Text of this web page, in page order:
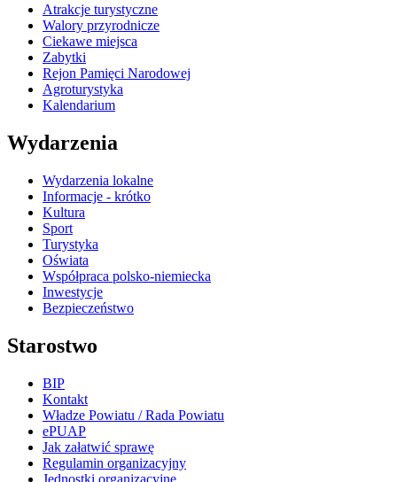
Atrakcje turystyczne
Walory przyrodnicze
Ciekawe miejsca
Zabytki
Rejon Pamięci Narodowej
Agroturystyka
Kalendarium
Wydarzenia
Wydarzenia lokalne
Informacje - krótko
Kultura
Sport
Turystyka
Oświata
Współpraca polsko-niemiecka
Inwestycje
Bezpieczeństwo
Starostwo
BIP
Kontakt
Władze Powiatu / Rada Powiatu
ePUAP
Jak załatwić sprawę
Regulamin organizacyjny
Jednostki organizacyjne